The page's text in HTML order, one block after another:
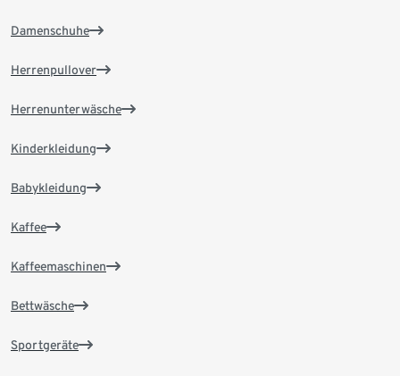
Damenschuhe
Herrenpullover
Herrenunterwäsche
Kinderkleidung
Babykleidung
Kaffee
Kaffeemaschinen
Bettwäsche
Sportgeräte